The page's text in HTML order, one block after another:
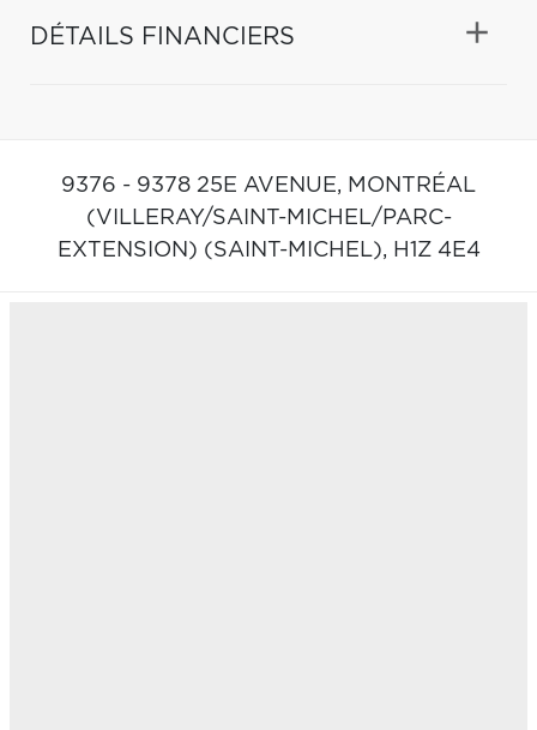
DÉTAILS FINANCIERS
9376 - 9378 25E AVENUE, MONTRÉAL
(VILLERAY/SAINT-MICHEL/PARC-
EXTENSION) (SAINT-MICHEL), H1Z 4E4